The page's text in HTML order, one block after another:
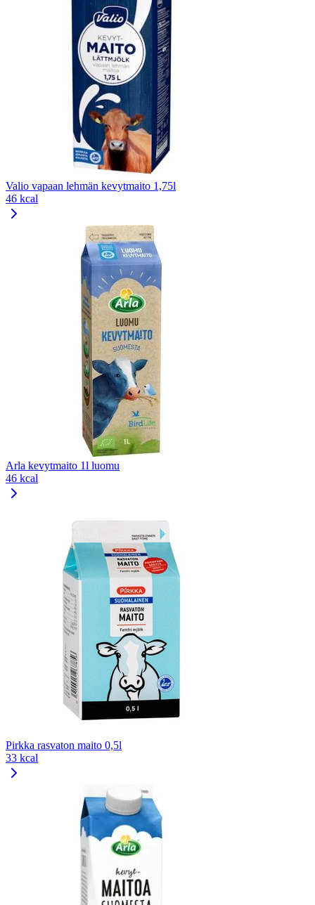
Valio vapaan lehmän kevytmaito 1,75l
46 kcal
Arla kevytmaito 1l luomu
46 kcal
Pirkka rasvaton maito 0,5l
33 kcal